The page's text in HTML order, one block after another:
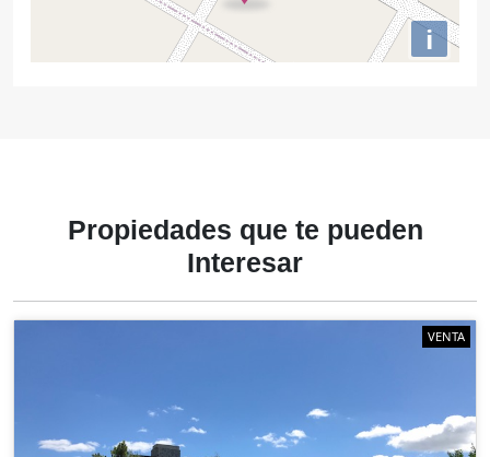
i
Propiedades que te pueden
Interesar
VENTA